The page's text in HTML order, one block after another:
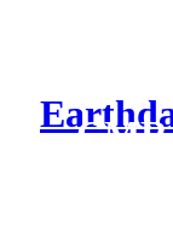
CMR